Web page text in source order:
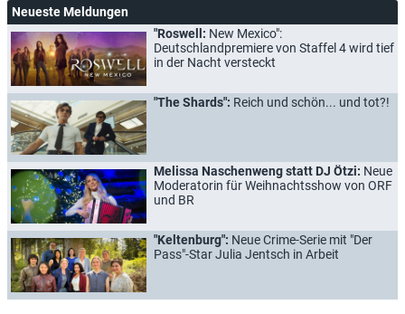
Neueste Meldungen
"Roswell: New Mexico":
Deutschlandpremiere von Staffel 4 wird tief
in der Nacht versteckt
"The Shards": Reich und schön... und tot?!
Melissa Naschenweng statt DJ Ötzi: Neue
Moderatorin für Weihnachtsshow von ORF
und BR
"Keltenburg": Neue Crime-Serie mit "Der
Pass"-Star Julia Jentsch in Arbeit